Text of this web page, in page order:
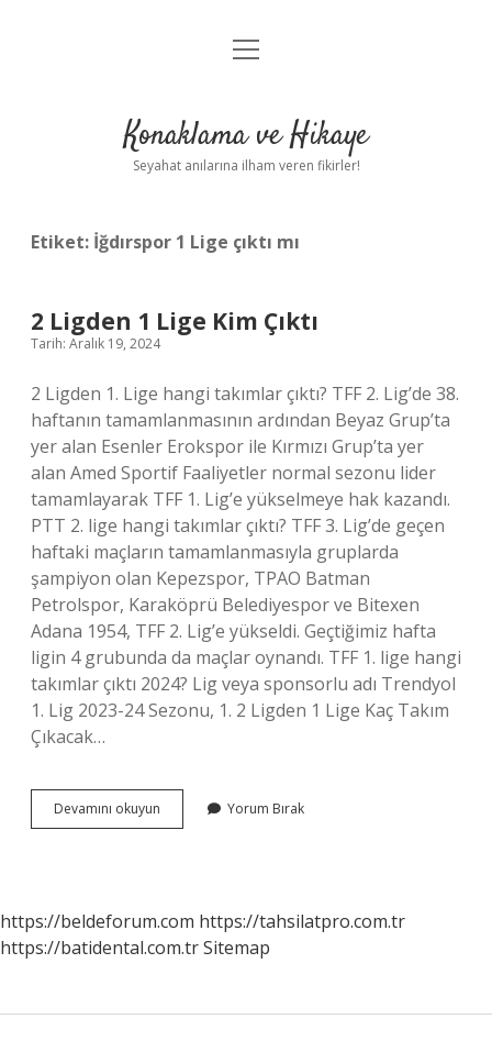
Anasayfa
Yasal Uyarı
menüyü
Konaklama ve Hikaye
Seyahat anılarına ilham veren fikirler!
Etiket: İğdırspor 1 Lige çıktı mı
2 Ligden 1 Lige Kim Çıktı
Tarih: Aralık 19, 2024
2 Ligden 1. Lige hangi takımlar çıktı? TFF 2. Lig’de 38.
haftanın tamamlanmasının ardından Beyaz Grup’ta
yer alan Esenler Erokspor ile Kırmızı Grup’ta yer
alan Amed Sportif Faaliyetler normal sezonu lider
tamamlayarak TFF 1. Lig’e yükselmeye hak kazandı.
PTT 2. lige hangi takımlar çıktı? TFF 3. Lig’de geçen
haftaki maçların tamamlanmasıyla gruplarda
şampiyon olan Kepezspor, TPAO Batman
Petrolspor, Karaköprü Belediyespor ve Bitexen
Adana 1954, TFF 2. Lig’e yükseldi. Geçtiğimiz hafta
ligin 4 grubunda da maçlar oynandı. TFF 1. lige hangi
takımlar çıktı 2024? Lig veya sponsorlu adı Trendyol
1. Lig 2023-24 Sezonu, 1. 2 Ligden 1 Lige Kaç Takım
Çıkacak…
Devamını okuyun
Ligden
Yorum Bırak
https://beldeforum.com https://tahsilatpro.com.tr
https://batidental.com.trSitemap